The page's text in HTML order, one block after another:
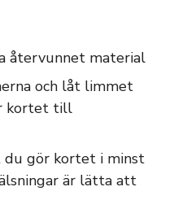
återvunnet material
och låt limmet
kortet till
du gör kortet i minst
är lätta att